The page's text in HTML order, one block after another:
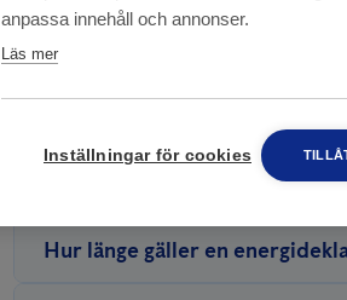
Vad kostar en
Priset för Anticimex
Hur länge gäller en
anpassa innehåll och annonser.
Läs mer
Inställningar för cookies